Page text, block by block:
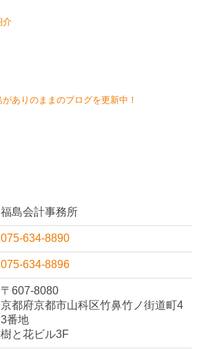
〒607-8080
京都府京都市山科区竹鼻竹ノ街道町4
3番地
樹と花ビル3F
9:00 〜 17:30
土曜日・日曜日・祝日
京阪京津線「京阪山科駅」より徒歩3